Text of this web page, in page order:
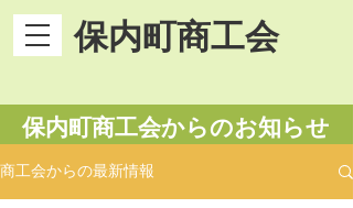
保内町商工会
​保内町商工会からのお知らせ
商工会からの最新情報